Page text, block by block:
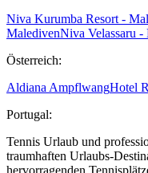
Niva Kurumba Resort -
MaledivenNiva Velassaru -
Österreich:
Aldiana AmpflwangHotel
Portugal:
Tennis Urlaub und
traumhaften Urlaubs-